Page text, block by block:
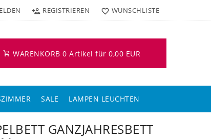
REGISTRIEREN WUNSCHLISTE
WARENKORB 0 Artikel für 0,00 EUR
SALE LAMPEN LEUCHTEN
GANZJAHRESBETT